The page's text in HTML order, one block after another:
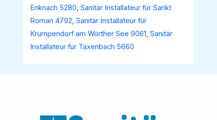
Enknach 5280,Sanitär Installateur für Sankt
Roman 4792,Sanitär Installateur für
Krumpendorf am Wörther See 9061,Sanitär
Installateur für Taxenbach 5660